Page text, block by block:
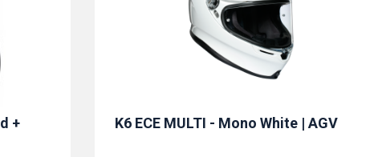
+
K6 ECE MULTI - Mono White | AGV